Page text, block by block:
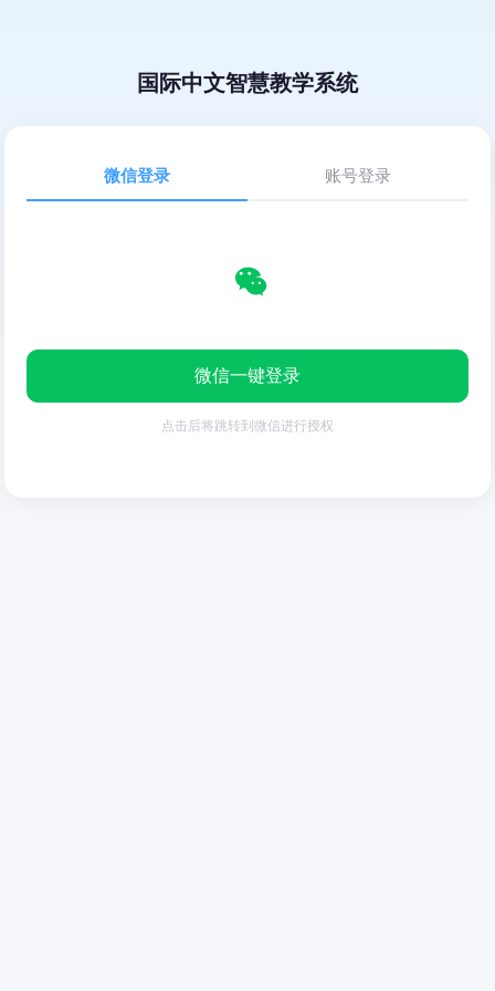
国际中文智慧教学系统
微信登录 账号登录
微信一键登录
点击后将跳转到微信进行授权